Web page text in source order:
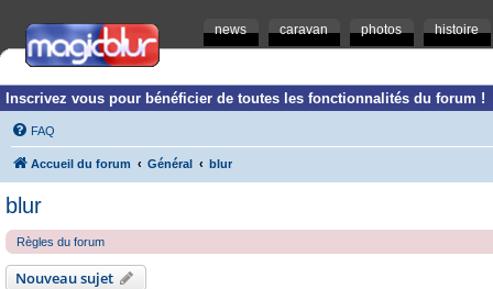
news caravan photos histoire
Inscrivez vous pour bénéficier de toutes les fonctionnalités du forum !
FAQ
Accueil du forum Général blur
blur
Règles du forum
Nouveau sujet